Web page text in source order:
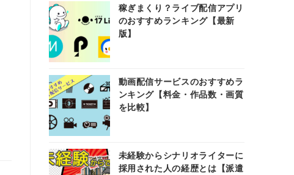
稼ぎまくり？ライブ配信アプリ
のおすすめランキング【最新
版】
動画配信サービスのおすすめラ
ンキング【料金・作品数・画質
を比較】
未経験からシナリオライターに
採用された人の経歴とは【派遣